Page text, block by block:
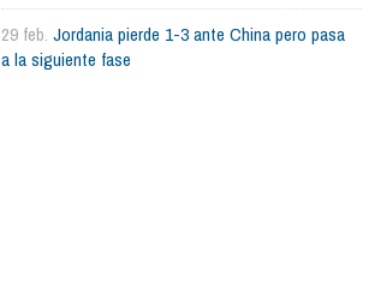
29 feb. Jordania pierde 1-3 ante China pero pasa
a la siguiente fase